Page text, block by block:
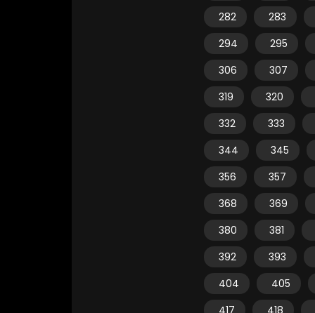
282
283
294
295
306
307
319
320
332
333
344
345
356
357
368
369
380
381
392
393
404
405